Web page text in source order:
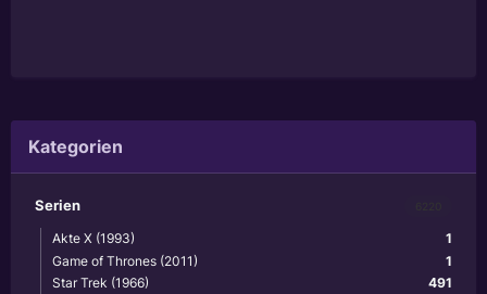
Kategorien
Serien
1
Akte X (1993)
1
Game of Thrones (2011)
491
Star Trek (1966)